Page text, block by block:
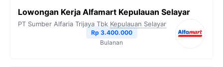
Lowongan Kerja Alfamart Kepulauan Selayar
PT Sumber Alfaria Trijaya Tbk Kepulauan Selayar
Rp 3.400.000
Bulanan